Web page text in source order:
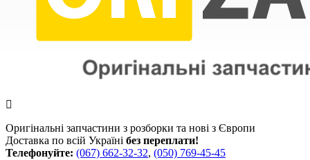
Оригінальні запчастини з розборки та нові з Європи
Доставка по всій Україні без переплати!
Телефонуйте: (067) 662-32-32, (050) 769-45-45